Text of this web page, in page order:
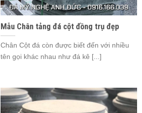
Mẫu Chân tảng đá cột đồng trụ đẹp
Chân Cột đá còn được biết đến với nhiều
tên gọi khác nhau như đá kê [...]